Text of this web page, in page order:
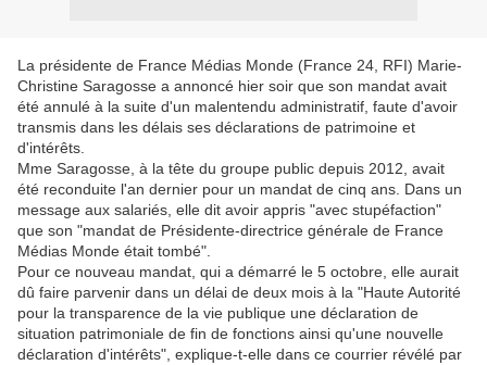
La présidente de France Médias Monde (France 24, RFI) Marie-
Christine Saragosse a annoncé hier soir que son mandat avait
été annulé à la suite d'un malentendu administratif, faute d'avoir
transmis dans les délais ses déclarations de patrimoine et
d'intérêts.
Mme Saragosse, à la tête du groupe public depuis 2012, avait
été reconduite l'an dernier pour un mandat de cinq ans. Dans un
message aux salariés, elle dit avoir appris "avec stupéfaction"
que son "mandat de Présidente-directrice générale de France
Médias Monde était tombé".
Pour ce nouveau mandat, qui a démarré le 5 octobre, elle aurait
dû faire parvenir dans un délai de deux mois à la "Haute Autorité
pour la transparence de la vie publique une déclaration de
situation patrimoniale de fin de fonctions ainsi qu'une nouvelle
déclaration d'intérêts", explique-t-elle dans ce courrier révélé par